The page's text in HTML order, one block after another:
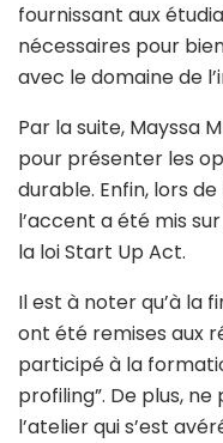
fournissant aux
nécessaires pour
avec le domaine de
Par la suite, Mayssa
pour présenter les
durable. Enfin, lors
l’accent a été mis
la loi Start Up Act.
Il est à noter qu’à la
ont été remises aux
participé à la
profiling”. De plus,
l’atelier qui s’est